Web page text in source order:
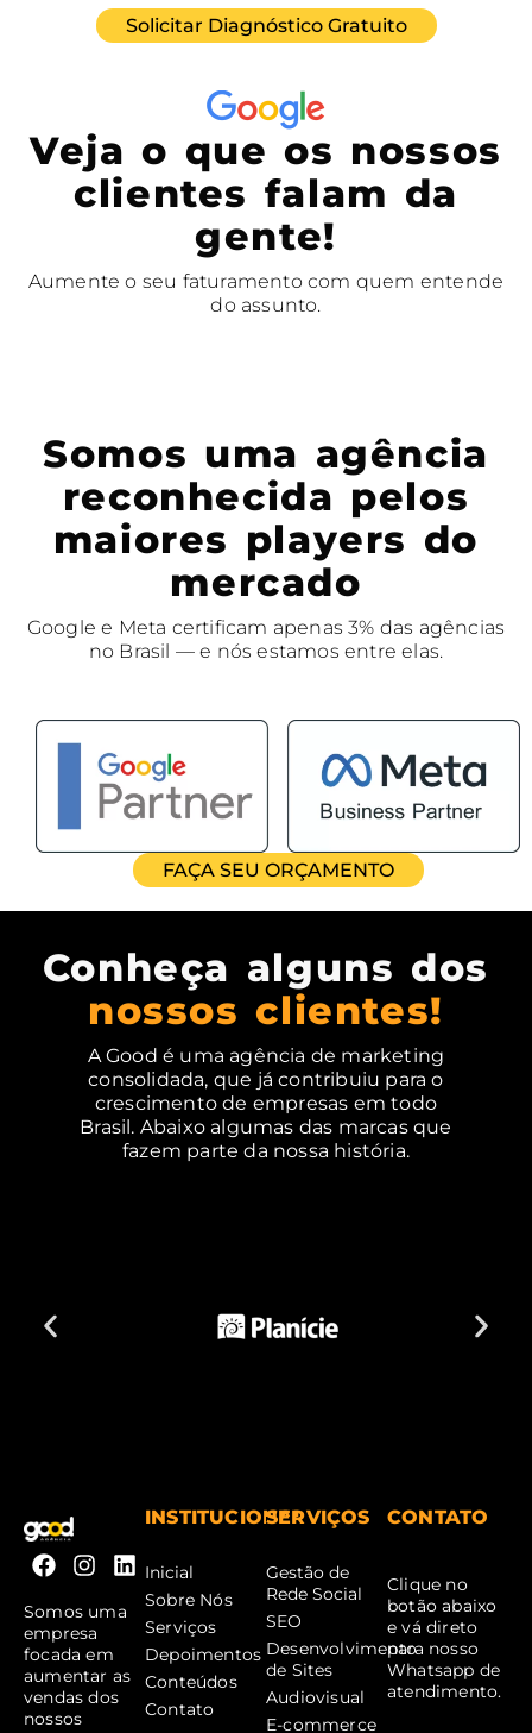
Solicitar Diagnóstico Gratuito
Veja o que os nossos
clientes falam da
gente!
Aumente o seu faturamento com quem entende
do assunto.
Somos uma agência
reconhecida pelos
maiores players do
mercado
Google e Meta certificam apenas 3% das agências
no Brasil — e nós estamos entre elas.
FAÇA SEU ORÇAMENTO
Conheça alguns dos
nossos clientes!
A Good é uma agência de marketing
consolidada, que já contribuiu para o
crescimento de empresas em todo
Brasil. Abaixo algumas das marcas que
fazem parte da nossa história.
Somos uma
empresa
focada em
aumentar as
vendas dos
nossos
INSTITUCIONAL
Inicial
Sobre Nós
Serviços
Depoimentos
Conteúdos
Contato
SERVIÇOS
Gestão de
Rede Social
SEO
Desenvolvimento
de Sites
Audiovisual
E-commerce
CONTATO
Clique no
botão abaixo
e vá direto
para nosso
Whatsapp de
atendimento.